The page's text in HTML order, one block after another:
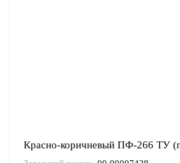
Красно-коричневый ПФ-266 ТУ